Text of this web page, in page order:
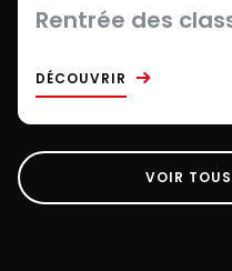
Rentrée des
DÉCOUVRIR
VOIR